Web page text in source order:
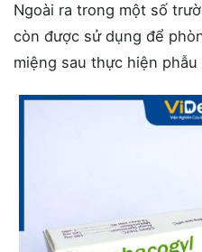
Ngoài ra trong một số
còn được sử dụng để
miệng sau thực hiện phẫu